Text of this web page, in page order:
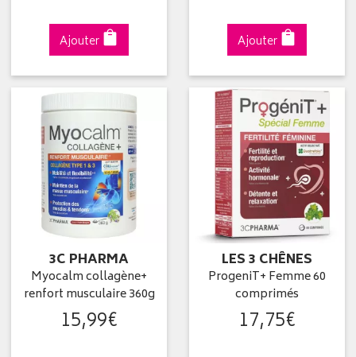
Ajouter Ajouter
3C PHARMA
Myocalm collagène+
renfort musculaire 360g
15,99€
LES 3 CHÊNES
ProgeniT+ Femme 60
comprimés
17,75€